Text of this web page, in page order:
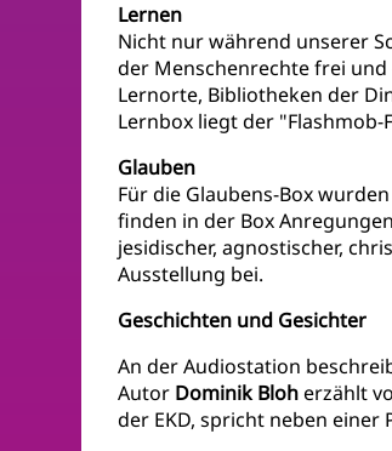
Lernen
Nicht nur während unserer
der Menschenrechte frei
Lernorte, Bibliotheken der
Lernbox liegt der
Glauben
Für die Glaubens-Box
finden in der Box
jesidischer, agnostischer,
Ausstellung bei.
Geschichten und Gesichter
An der Audiostation
Autor Dominik Bloherzählt
der EKD, spricht neben einer